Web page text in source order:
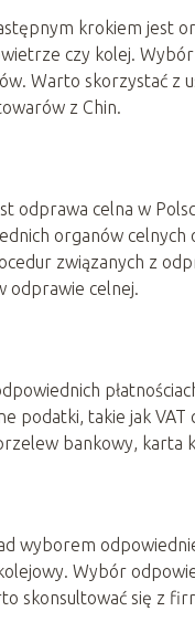
krokiem jest
czy kolej.
Warto skorzystać z
z Chin.
odprawa celna w
organów celnych
związanych z
odprawie celnej.
podatki, takie jak VAT
bankowy, karta
wyborem
Wybór
skonsultować się z